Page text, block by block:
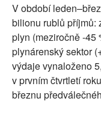
V období
bilionu rublů příjmů:
plyn (meziročně -45
plynárenský sektor
výdaje vynaloženo
v prvním čtvrtletí
březnu